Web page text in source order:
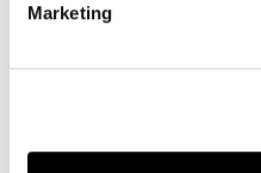
Marketing